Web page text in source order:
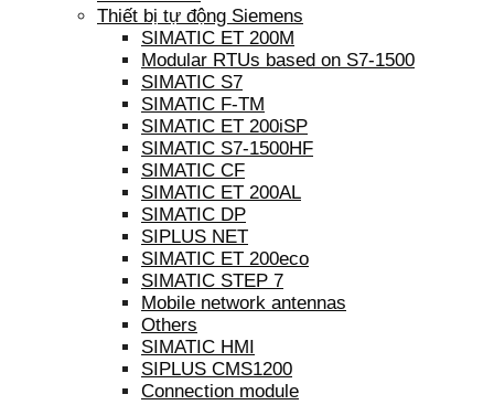
Thiết bị tự động Siemens
SIMATIC ET 200M
Modular RTUs based on S7-1500
SIMATIC S7
SIMATIC F-TM
SIMATIC ET 200iSP
SIMATIC S7-1500HF
SIMATIC CF
SIMATIC ET 200AL
SIMATIC DP
SIPLUS NET
SIMATIC ET 200eco
SIMATIC STEP 7
Mobile network antennas
Others
SIMATIC HMI
SIPLUS CMS1200
Connection module